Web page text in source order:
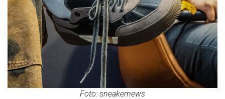
Foto: sneakernews